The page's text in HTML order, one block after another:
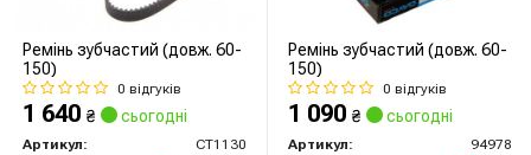
Ремінь зубчастий (довж. 60-
150)
0 відгуків
1 640 ₴ сьогодні
Артикул:
CT1130
Ремінь зубчастий (довж. 60-
150)
0 відгуків
1 090 ₴ сьогодні
Артикул:
94978